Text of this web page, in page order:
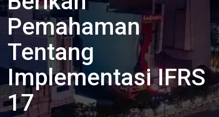
Pemahaman
Tentang
Implementasi IFRS
17